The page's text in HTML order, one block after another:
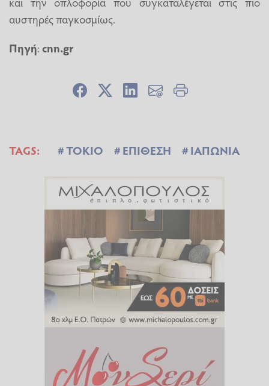
αυστηρές παγκοσμίως.
Πηγή:cnn.gr
TAGS: ΤΟΚΙΟ ΕΠΙΘΕΣΗ ΙΑΠΩΝΙΑ